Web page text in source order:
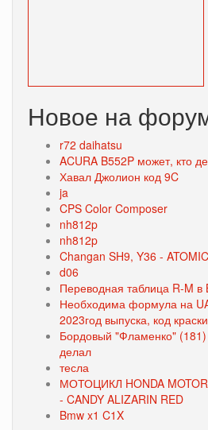
Новое на
r72 daihatsu
ACURA B552P может, кто
Хавал Джолион код 9C
ja
CPS Color Composer
nh812p
nh812p
Changan SH9, Y36 -
d06
Переводная таблица R-M в
Необходима формула на
2023год выпуска, код
Бордовый "Фламенко" (181)
делал
тесла
МОТОЦИКЛ HONDA
- CANDY ALIZARIN RED
Bmw x1 C1X